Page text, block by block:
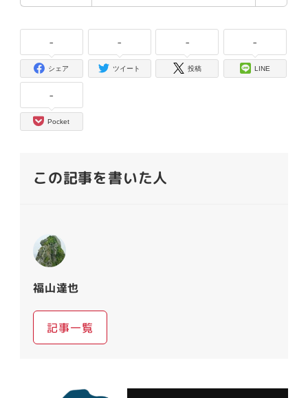
-
シェア
-
ツイート
-
投稿
-
LINE
-
Pocket
この記事を書いた人
福山達也
記事一覧